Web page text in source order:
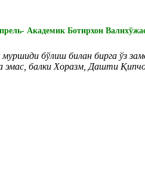
Академик Ботирхон
бўлиш билан бирга ўз
эмас, балки Хоразм, Дашти